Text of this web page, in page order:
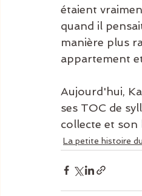
étaient
quand il
manière plus
appartement
Aujourd'hui,
ses TOC de
collecte et
La petite histoire